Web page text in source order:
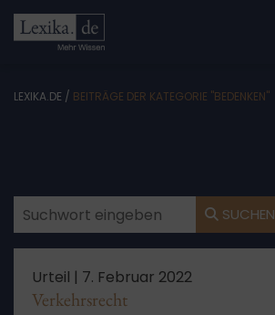
LEXIKA.DE / BEITRÄGE DER KATEGORIE "BEDENKEN"
SUCHEN
Urteil | 7. Februar 2022
Verkehrsrecht